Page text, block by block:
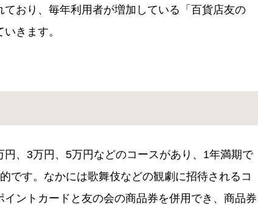
おり、毎年利用者が増加している「百貨店友の
きます。
、3万円、5万円などのコースがあり、1年満期で
です。なかには歌舞伎などの観劇に招待されるコ
ントカードと友の会の商品券を併用でき、商品券